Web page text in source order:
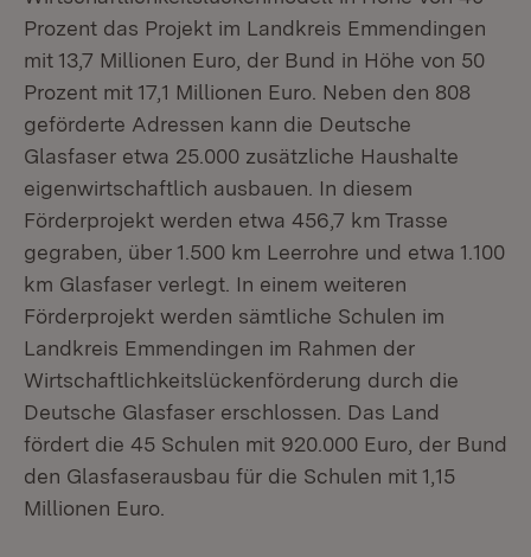
Prozent das Projekt im Landkreis Emmendingen
mit 13,7 Millionen Euro, der Bund in Höhe von 50
Prozent mit 17,1 Millionen Euro. Neben den 808
geförderte Adressen kann die Deutsche
Glasfaser etwa 25.000 zusätzliche Haushalte
eigenwirtschaftlich ausbauen. In diesem
Förderprojekt werden etwa 456,7 km Trasse
gegraben, über 1.500 km Leerrohre und etwa 1.100
km Glasfaser verlegt. In einem weiteren
Förderprojekt werden sämtliche Schulen im
Landkreis Emmendingen im Rahmen der
Wirtschaftlichkeitslückenförderung durch die
Deutsche Glasfaser erschlossen. Das Land
fördert die 45 Schulen mit 920.000 Euro, der Bund
den Glasfaserausbau für die Schulen mit 1,15
Millionen Euro.